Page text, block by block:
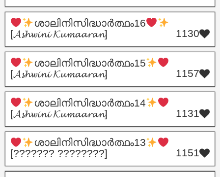
ശാലിനിസിദ്ധാർത്ഥം16
[𝓐𝓼𝓱𝔀𝓲𝓷𝓲 𝓚𝓾𝓶𝓪𝓪𝓻𝓪𝓷]
1130
ശാലിനിസിദ്ധാർത്ഥം15
[𝓐𝓼𝓱𝔀𝓲𝓷𝓲 𝓚𝓾𝓶𝓪𝓪𝓻𝓪𝓷]
1157
ശാലിനിസിദ്ധാർത്ഥം14
[𝓐𝓼𝓱𝔀𝓲𝓷𝓲 𝓚𝓾𝓶𝓪𝓪𝓻𝓪𝓷]
1131
ശാലിനിസിദ്ധാർത്ഥം13
[??????? ????????]
1151